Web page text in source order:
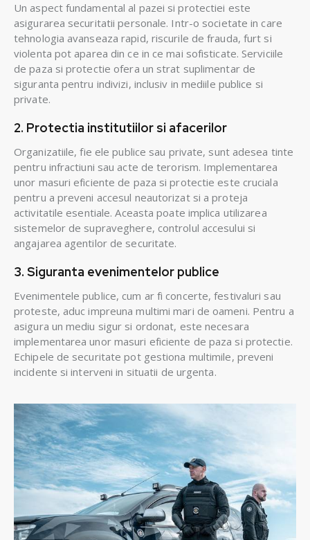
Un aspect fundamental al pazei si protectiei este
asigurarea securitatii personale. Intr-o societate in care
tehnologia avanseaza rapid, riscurile de frauda, furt si
violenta pot aparea din ce in ce mai sofisticate. Serviciile
de paza si protectie ofera un strat suplimentar de
siguranta pentru indivizi, inclusiv in mediile publice si
private.
2. Protectia institutiilor si afacerilor
Organizatiile, fie ele publice sau private, sunt adesea tinte
pentru infractiuni sau acte de terorism. Implementarea
unor masuri eficiente de paza si protectie este cruciala
pentru a preveni accesul neautorizat si a proteja
activitatile esentiale. Aceasta poate implica utilizarea
sistemelor de supraveghere, controlul accesului si
angajarea agentilor de securitate.
3. Siguranta evenimentelor publice
Evenimentele publice, cum ar fi concerte, festivaluri sau
proteste, aduc impreuna multimi mari de oameni. Pentru a
asigura un mediu sigur si ordonat, este necesara
implementarea unor masuri eficiente de paza si protectie.
Echipele de securitate pot gestiona multimile, preveni
incidente si interveni in situatii de urgenta.